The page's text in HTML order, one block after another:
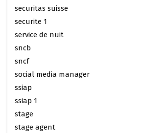
securitas suisse
securite 1
service de nuit
sncb
sncf
social media manager
ssiap
ssiap 1
stage
stage agent